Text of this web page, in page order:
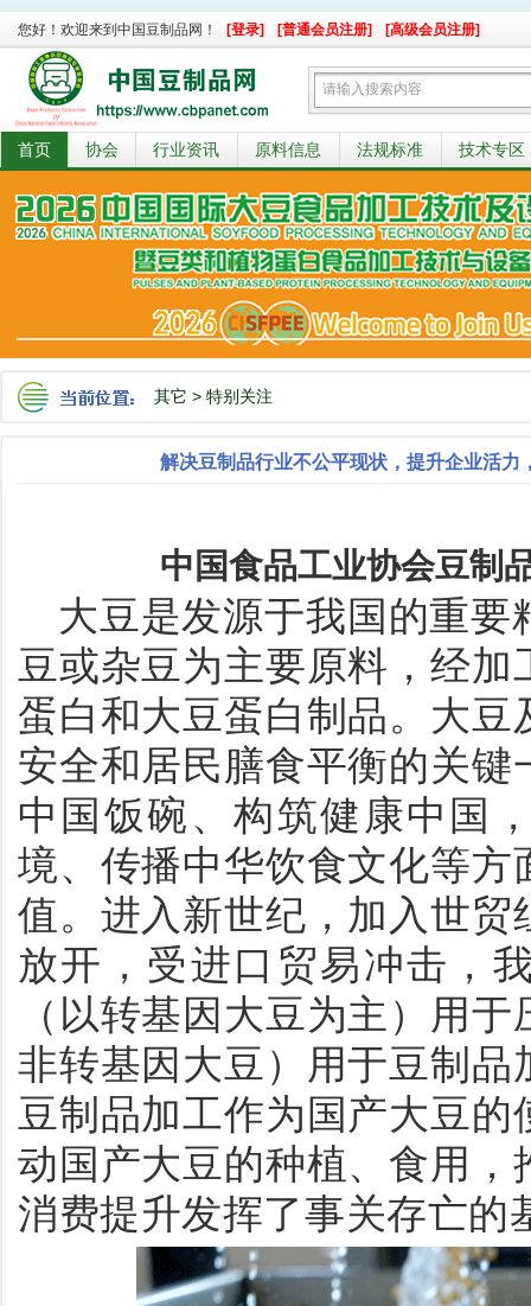
您好！欢迎来到中国豆制品网！ [登录] [普通会员注册] [高级会员注册]
首页 协会 行业资讯 原料信息 法规标准 技术专区
其它 > 特别关注
解决豆制品行业不公平现状，提升企业活力
中国食品工业协会豆制
大豆是发源于我国的重要
豆或杂豆为主要原料，经
蛋白和大豆蛋白制品。 大豆
安全和居民膳食平衡的关
中国饭碗、构筑健康中国
境、传播中华饮食文化等
值。 进入新世纪，加入世
放开，受进口贸易冲击，
（以转基因大豆为主）用
非转基因大豆）用于豆制品
豆制品加工作为国产大豆的
动国产大豆的种植、食用
消费提升发挥了事关存亡的